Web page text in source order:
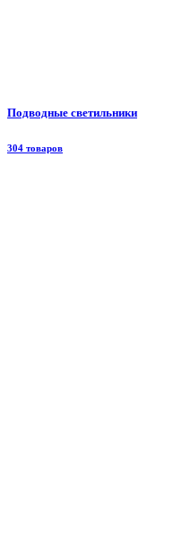
Подводные светильники
304 товаров